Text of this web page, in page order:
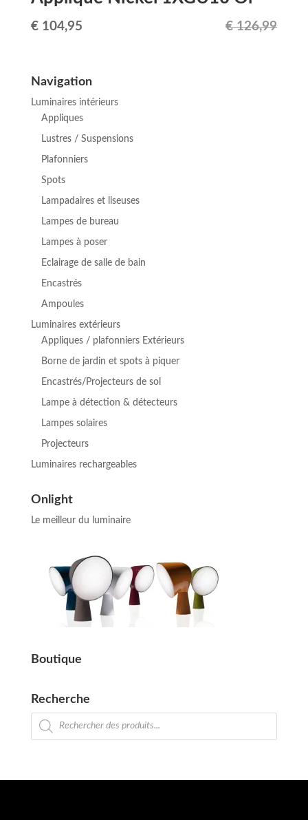
€126,99
Le
était :
€ 126,99.
€104,95Le
€ 104,95.
Navigation
Luminaires intérieurs
Appliques
Lustres / Suspensions
Plafonniers
Spots
Lampadaires et liseuses
Lampes de bureau
Lampes à poser
Eclairage de salle de bain
Encastrés
Ampoules
Luminaires extérieurs
Appliques / plafonniers Extérieurs
Borne de jardin et spots à piquer
Encastrés/Projecteurs de sol
Lampe à détection & détecteurs
Lampes solaires
Projecteurs
Luminaires rechargeables
Onlight
Le meilleur du luminaire
Boutique
Recherche
Recherche
de
produits